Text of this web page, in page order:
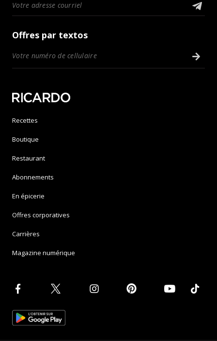
Offres par textos
Recettes
Boutique
Restaurant
Abonnements
En épicerie
Offres corporatives
Carrières
Magazine numérique